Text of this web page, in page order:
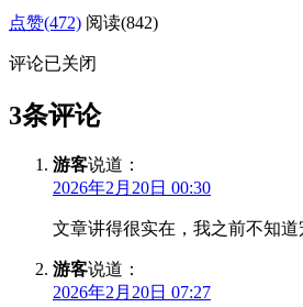
点赞(472) 阅读(842)
评论已关闭
3条评论
游客说道：
2026年2月20日 00:30
文章讲得很实在，我之前不知
游客说道：
2026年2月20日 07:27